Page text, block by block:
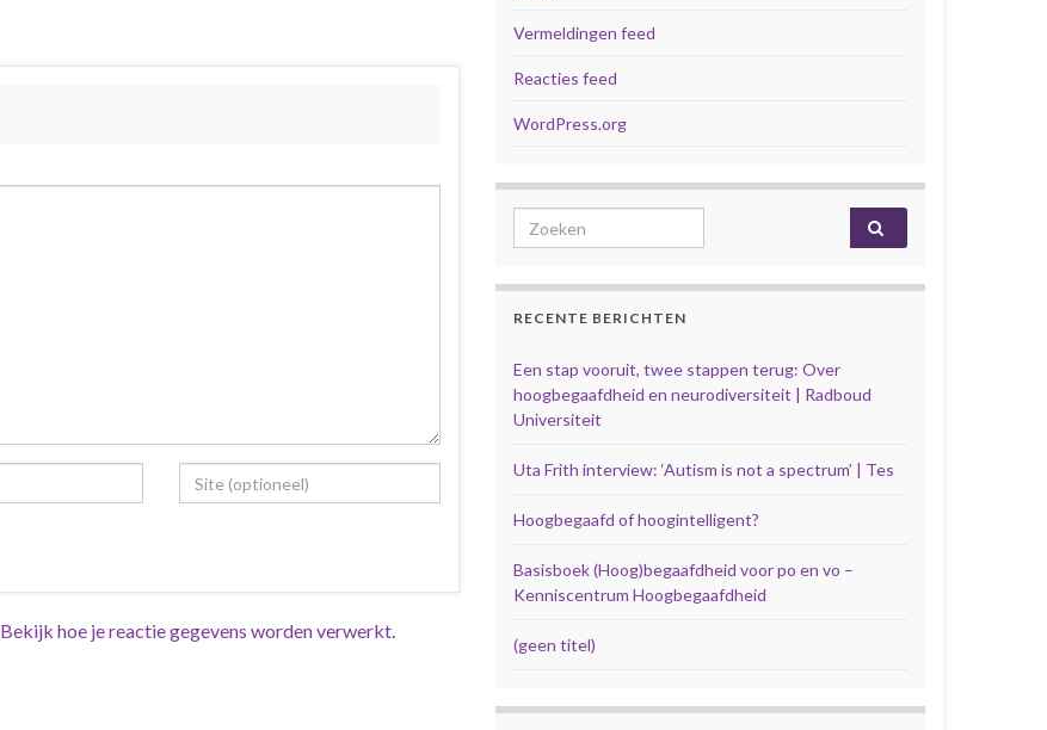
Bekijk hoe je reactie gegevens worden verwerkt.
Vermeldingen feed
Reacties feed
WordPress.org
Search for:
RECENTE BERICHTEN
Een stap vooruit, twee stappen terug: Over
hoogbegaafdheid en neurodiversiteit | Radboud
Universiteit
Uta Frith interview: ‘Autism is not a spectrum’ | Tes
Hoogbegaafd of hoogintelligent?
Basisboek (Hoog)begaafdheid voor po en vo –
Kenniscentrum Hoogbegaafdheid
(geen titel)